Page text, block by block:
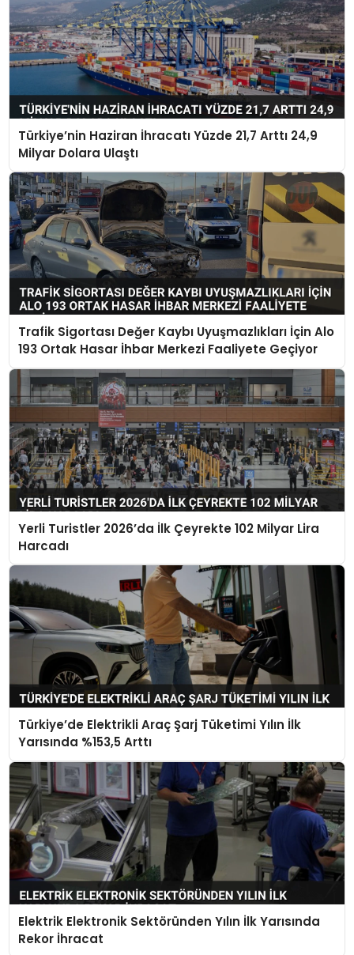
Türkiye’nin Haziran İhracatı Yüzde 21,7 Arttı 24,9
Milyar Dolara Ulaştı
Trafik Sigortası Değer Kaybı Uyuşmazlıkları İçin Alo
193 Ortak Hasar İhbar Merkezi Faaliyete Geçiyor
Yerli Turistler 2026’da İlk Çeyrekte 102 Milyar Lira
Harcadı
Türkiye’de Elektrikli Araç Şarj Tüketimi Yılın İlk
Yarısında %153,5 Arttı
Elektrik Elektronik Sektöründen Yılın İlk Yarısında
Rekor İhracat